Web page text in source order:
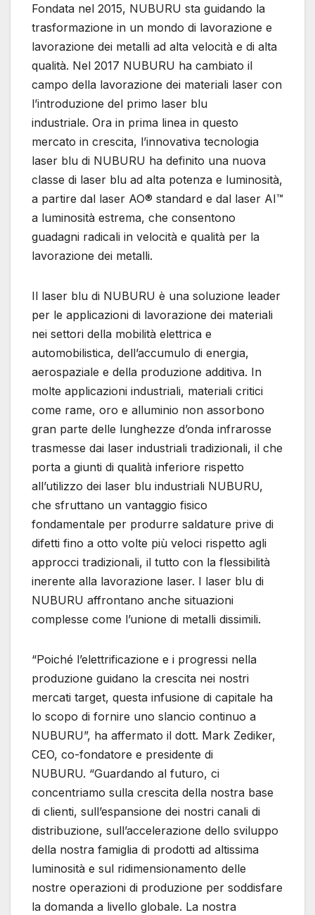
Fondata nel 2015, NUBURU sta guidando la
trasformazione in un mondo di lavorazione e
lavorazione dei metalli ad alta velocità e di alta
qualità. Nel 2017 NUBURU ha cambiato il
campo della lavorazione dei materiali laser con
l’introduzione del primo laser blu
industriale. Ora in prima linea in questo
mercato in crescita, l’innovativa tecnologia
laser blu di NUBURU ha definito una nuova
classe di laser blu ad alta potenza e luminosità,
a partire dal laser AO® standard e dal laser AI™
a luminosità estrema, che consentono
guadagni radicali in velocità e qualità per la
lavorazione dei metalli.
Il laser blu di NUBURU è una soluzione leader
per le applicazioni di lavorazione dei materiali
nei settori della mobilità elettrica e
automobilistica, dell’accumulo di energia,
aerospaziale e della produzione additiva. In
molte applicazioni industriali, materiali critici
come rame, oro e alluminio non assorbono
gran parte delle lunghezze d’onda infrarosse
trasmesse dai laser industriali tradizionali, il che
porta a giunti di qualità inferiore rispetto
all’utilizzo dei laser blu industriali NUBURU,
che sfruttano un vantaggio fisico
fondamentale per produrre saldature prive di
difetti fino a otto volte più veloci rispetto agli
approcci tradizionali, il tutto con la flessibilità
inerente alla lavorazione laser. I laser blu di
NUBURU affrontano anche situazioni
complesse come l’unione di metalli dissimili.
“Poiché l’elettrificazione e i progressi nella
produzione guidano la crescita nei nostri
mercati target, questa infusione di capitale ha
lo scopo di fornire uno slancio continuo a
NUBURU”, ha affermato il dott. Mark Zediker,
CEO, co-fondatore e presidente di
NUBURU. “Guardando al futuro, ci
concentriamo sulla crescita della nostra base
di clienti, sull’espansione dei nostri canali di
distribuzione, sull’accelerazione dello sviluppo
della nostra famiglia di prodotti ad altissima
luminosità e sul ridimensionamento delle
nostre operazioni di produzione per soddisfare
la domanda a livello globale. La nostra